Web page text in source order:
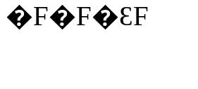
�F�F�ԐF